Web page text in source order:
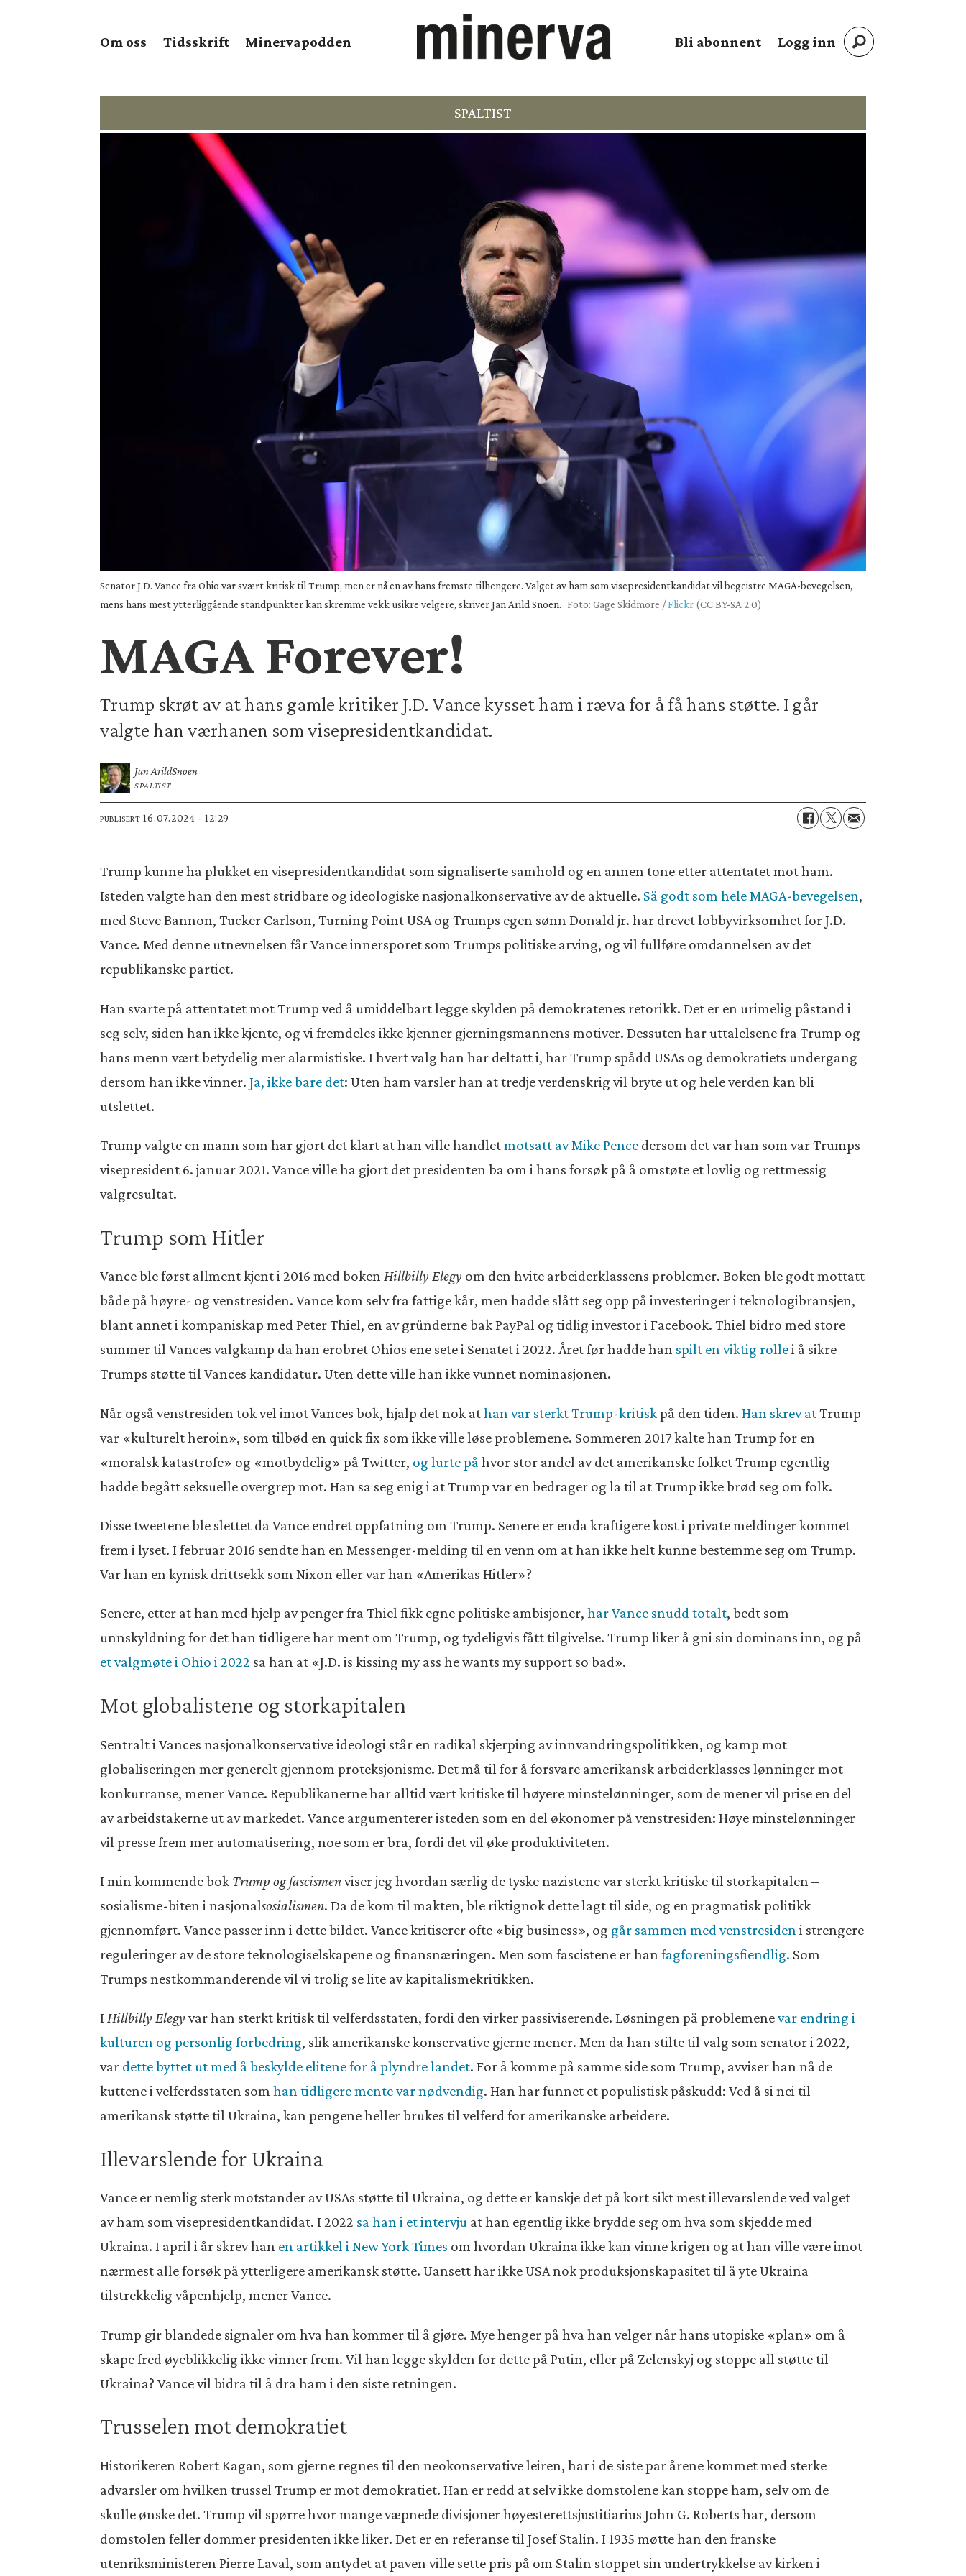
Om oss Tidsskrift Minervapodden Bli abonnent Logg inn
SPALTIST
Senator J.D. Vance fra Ohio var svært kritisk til Trump, men er nå en av hans fremste tilhengere. Valget av ham som visepresidentkandidat vil begeistre MAGA-bevegelsen,
mens hans mest ytterliggående standpunkter kan skremme vekk usikre velgere, skriver Jan Arild Snoen. Foto: Gage Skidmore /Flickr(CC BY-SA 2.0)
MAGA Forever!
Trump skrøt av at hans gamle kritiker J.D. Vance kysset ham i ræva for å få hans støtte. I går
valgte han værhanen som visepresidentkandidat.
Jan ArildSnoen
SPALTIST
PUBLISERT 16.07.2024 - 12:29
Trump kunne ha plukket en visepresidentkandidat som signaliserte samhold og en annen tone etter attentatet mot ham.
Isteden valgte han den mest stridbare og ideologiske nasjonalkonservative av de aktuelle. Så godt som hele MAGA-bevegelsen,
med Steve Bannon, Tucker Carlson, Turning Point USA og Trumps egen sønn Donald jr. har drevet lobbyvirksomhet for J.D.
Vance. Med denne utnevnelsen får Vance innersporet som Trumps politiske arving, og vil fullføre omdannelsen av det
republikanske partiet.
Han svarte på attentatet mot Trump ved å umiddelbart legge skylden på demokratenes retorikk. Det er en urimelig påstand i
seg selv, siden han ikke kjente, og vi fremdeles ikke kjenner gjerningsmannens motiver. Dessuten har uttalelsene fra Trump og
hans menn vært betydelig mer alarmistiske. I hvert valg han har deltatt i, har Trump spådd USAs og demokratiets undergang
dersom han ikke vinner.Ja, ikke bare det: Uten ham varsler han at tredje verdenskrig vil bryte ut og hele verden kan bli
utslettet.
Trump valgte en mann som har gjort det klart at han ville handletmotsatt av Mike Pence dersom det var han som var Trumps
visepresident 6. januar 2021. Vance ville ha gjort det presidenten ba om i hans forsøk på å omstøte et lovlig og rettmessig
valgresultat.
Trump som Hitler
Vance ble først allment kjent i 2016 med boken Hillbilly Elegy om den hvite arbeiderklassens problemer. Boken ble godt mottatt
både på høyre- og venstresiden. Vance kom selv fra fattige kår, men hadde slått seg opp på investeringer i teknologibransjen,
blant annet i kompaniskap med Peter Thiel, en av gründerne bak PayPal og tidlig investor i Facebook. Thiel bidro med store
summer til Vances valgkamp da han erobret Ohios ene sete i Senatet i 2022. Året før hadde han spilt en viktig rollei å sikre
Trumps støtte til Vances kandidatur. Uten dette ville han ikke vunnet nominasjonen.
Når også venstresiden tok vel imot Vances bok, hjalp det nok athan var sterkt Trump-kritiskpå den tiden.Han skrev atTrump
var «kulturelt heroin», som tilbød en quick fix som ikke ville løse problemene. Sommeren 2017 kalte han Trump for en
«moralsk katastrofe» og «motbydelig» på Twitter, og lurte på hvor stor andel av det amerikanske folket Trump egentlig
hadde begått seksuelle overgrep mot. Han sa seg enig i at Trump var en bedrager og la til at Trump ikke brød seg om folk.
Disse tweetene ble slettet da Vance endret oppfatning om Trump. Senere er enda kraftigere kost i private meldinger kommet
frem i lyset. I februar 2016 sendte han en Messenger-melding til en venn om at han ikke helt kunne bestemme seg om Trump.
Var han en kynisk drittsekk som Nixon eller var han «Amerikas Hitler»?
Senere, etter at han med hjelp av penger fra Thiel fikk egne politiske ambisjoner,har Vance snudd totalt, bedt som
unnskyldning for det han tidligere har ment om Trump, og tydeligvis fått tilgivelse. Trump liker å gni sin dominans inn, og på
et valgmøte i Ohio i 2022 sa han at «J.D. is kissing my ass he wants my support so bad».
Mot globalistene og storkapitalen
Sentralt i Vances nasjonalkonservative ideologi står en radikal skjerping av innvandringspolitikken, og kamp mot
globaliseringen mer generelt gjennom proteksjonisme. Det må til for å forsvare amerikansk arbeiderklasses lønninger mot
konkurranse, mener Vance. Republikanerne har alltid vært kritiske til høyere minstelønninger, som de mener vil prise en del
av arbeidstakerne ut av markedet. Vance argumenterer isteden som en del økonomer på venstresiden: Høye minstelønninger
vil presse frem mer automatisering, noe som er bra, fordi det vil øke produktiviteten.
I min kommende bok Trump og fascismenviser jeg hvordan særlig de tyske nazistene var sterkt kritiske til storkapitalen –
sosialisme-biten i nasjonalsosialismen. Da de kom til makten, ble riktignok dette lagt til side, og en pragmatisk politikk
gjennomført. Vance passer inn i dette bildet. Vance kritiserer ofte «big business», og går sammen med venstresiden i strengere
reguleringer av de store teknologiselskapene og finansnæringen. Men som fascistene er hanfagforeningsfiendlig. Som
Trumps nestkommanderende vil vi trolig se lite av kapitalismekritikken.
I Hillbilly Elegy var han sterkt kritisk til velferdsstaten, fordi den virker passiviserende. Løsningen på problemenevar endring i
kulturen og personlig forbedring, slik amerikanske konservative gjerne mener. Men da han stilte til valg som senator i 2022,
var dette byttet ut med å beskylde elitene for å plyndre landet. For å komme på samme side som Trump, avviser han nå de
kuttene i velferdsstaten somhan tidligere mente var nødvendig. Han har funnet et populistisk påskudd: Ved å si nei til
amerikansk støtte til Ukraina, kan pengene heller brukes til velferd for amerikanske arbeidere.
Illevarslende for Ukraina
Vance er nemlig sterk motstander av USAs støtte til Ukraina, og dette er kanskje det på kort sikt mest illevarslende ved valget
av ham som visepresidentkandidat. I 2022 sa han i et intervju at han egentlig ikke brydde seg om hva som skjedde med
Ukraina. I april i år skrev han en artikkel i New York Times om hvordan Ukraina ikke kan vinne krigen og at han ville være imot
nærmest alle forsøk på ytterligere amerikansk støtte. Uansett har ikke USA nok produksjonskapasitet til å yte Ukraina
tilstrekkelig våpenhjelp, mener Vance.
Trump gir blandede signaler om hva han kommer til å gjøre. Mye henger på hva han velger når hans utopiske «plan» om å
skape fred øyeblikkelig ikke vinner frem. Vil han legge skylden for dette på Putin, eller på Zelenskyj og stoppe all støtte til
Ukraina? Vance vil bidra til å dra ham i den siste retningen.
Trusselen mot demokratiet
Historikeren Robert Kagan, som gjerne regnes til den neokonservative leiren, har i de siste par årene kommet med sterke
advarsler om hvilken trussel Trump er mot demokratiet. Han er redd at selv ikke domstolene kan stoppe ham, selv om de
skulle ønske det. Trump vil spørre hvor mange væpnede divisjoner høyesterettsjustitiarius John G. Roberts har, dersom
domstolen feller dommer presidenten ikke liker. Det er en referanse til Josef Stalin. I 1935 møtte han den franske
utenriksministeren Pierre Laval, som antydet at paven ville sette pris på om Stalin stoppet sin undertrykkelse av kirken i